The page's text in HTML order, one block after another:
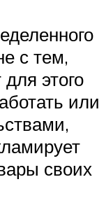
с тем,
этого
или
своих